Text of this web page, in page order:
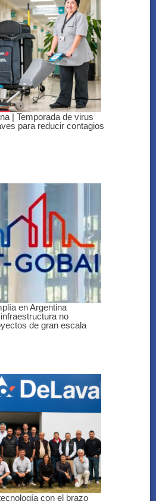
| Temporada de virus
para reducir contagios
en Argentina
no
de gran escala
con el brazo